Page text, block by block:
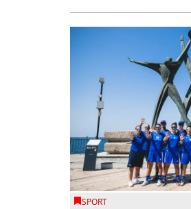
SPORT